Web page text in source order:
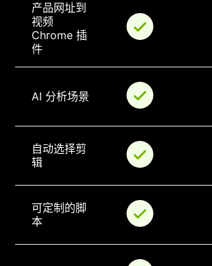
产品网址到
视频
Chrome 插
件
AI 分析场景
自动选择剪
辑
可定制的脚
本